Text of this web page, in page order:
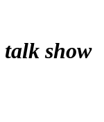
talk show